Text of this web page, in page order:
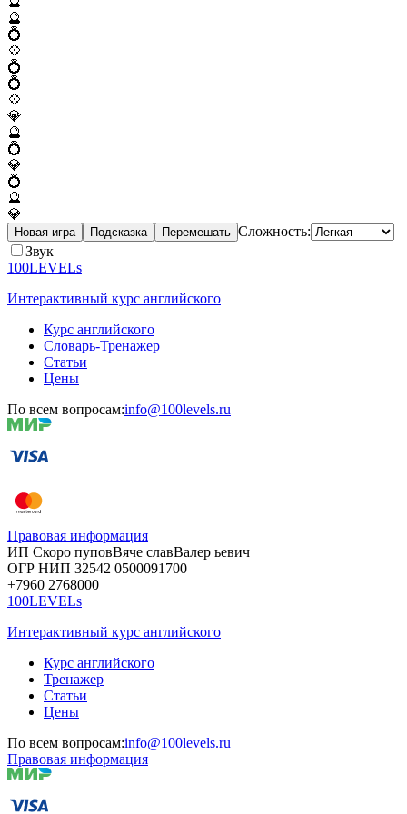
🔮
💍
💠
💍
💍
💠
💎
🔮
💍
💎
💍
🔮
💎
Новая игра Подсказка Перемешать Сложность:
Звук
100LEVELs
Интерактивный курс английского
Курс английского
Словарь-Тренажер
Статьи
Цены
По всем вопросам:info@100levels.ru
Правовая информация
ИП Скоро пуповВяче славВалер ьевич
ОГР НИП 32542 0500091700
+7960 2768000
100LEVELs
Интерактивный курс английского
Курс английского
Тренажер
Статьи
Цены
По всем вопросам:info@100levels.ru
Правовая информация